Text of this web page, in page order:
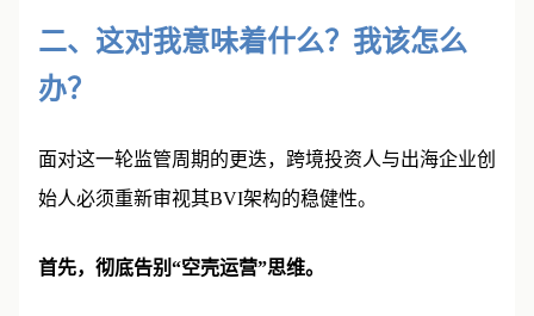
二、这对我意味着什么？我该怎么
面对这一轮监管周期的更迭，跨境投资人与出海企业创